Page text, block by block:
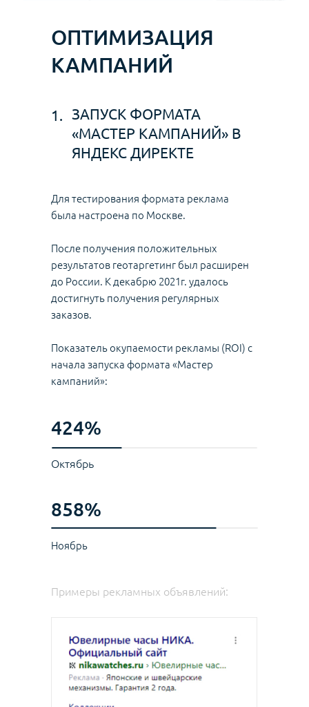
ОПТИМИЗАЦИЯ
КАМПАНИЙ
ЗАПУСК ФОРМАТА
«МАСТЕР КАМПАНИЙ» В
ЯНДЕКС ДИРЕКТЕ
Для тестирования формата реклама
была настроена по Москве.
После получения положительных
результатов геотаргетинг был расширен
до России. К декабрю 2021г. удалось
достигнуть получения регулярных
заказов.
Показатель окупаемости рекламы (ROI) с
начала запуска формата «Мастер
кампаний»:
Ноябрь
424%
Октябрь
858%
Примеры рекламных объявлений:
1.